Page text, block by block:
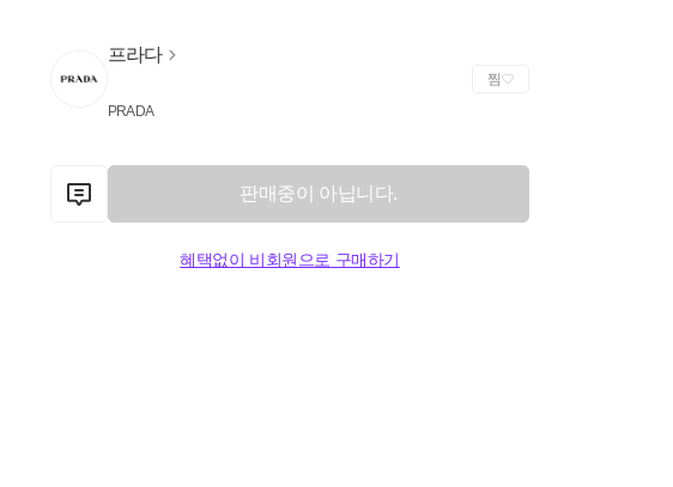
프라다
PRADA
찜
판매중이 아닙니다.
혜택없이 비회원으로 구매하기